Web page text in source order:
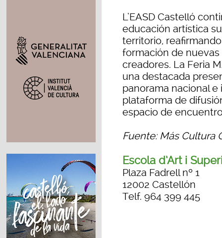
L’EASD Castelló
educación artística
territorio,
formación de
creadores. La Feria
una destacada
panorama nacional
plataforma de
espacio de
Fuente: Más Cultura
Escola d’Art i
Plaza Fadrell nº 1
12002 Castellón
Telf. 964 399 445